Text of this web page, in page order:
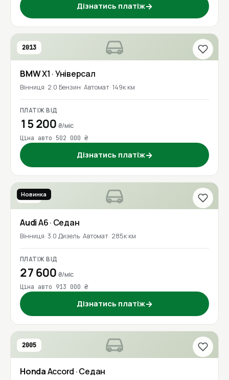
Дізнатись платіж→
2013
BMWX1 · Універсал
Вінниця 2.0 Бензин Автомат 149к км
ПЛАТІЖ ВІД
15 200 ₴/міс
Ціна авто 502 000 ₴
Дізнатись платіж→
2016
Новинка
AudiA6· Седан
Вінниця 3.0 Дизель Автомат 285к км
ПЛАТІЖ ВІД
27 600 ₴/міс
Ціна авто 913 000 ₴
Дізнатись платіж→
2005
HondaAccord · Седан